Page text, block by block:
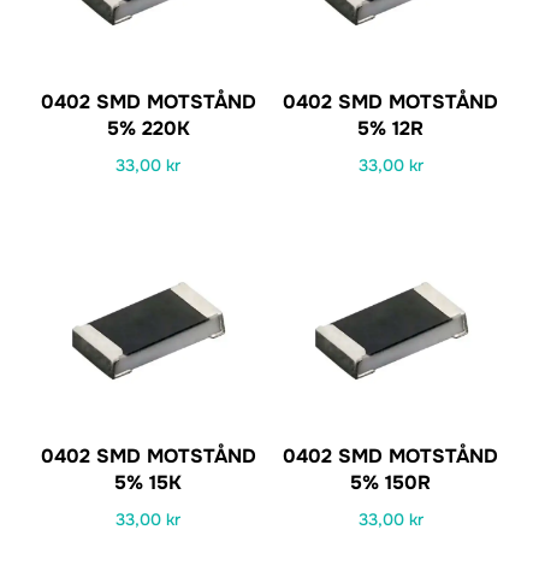
0402 SMD MOTSTÅND
5% 220K
33,00kr
0402 SMD MOTSTÅND
5% 12R
33,00 kr
0402 SMD MOTSTÅND
5% 15K
33,00kr
0402 SMD MOTSTÅND
5% 150R
33,00 kr